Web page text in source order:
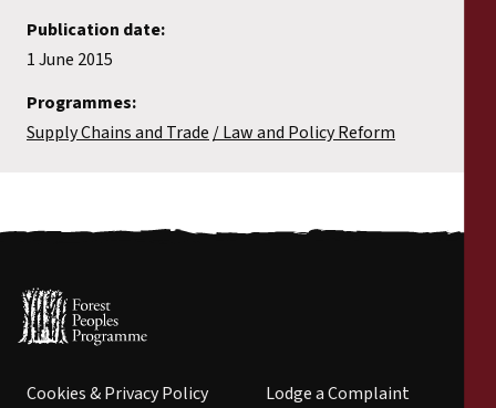
Publication date:
1 June 2015
Programmes:
Supply Chains and Trade
Law and Policy Reform
Cookies & Privacy Policy
Lodge a Complaint